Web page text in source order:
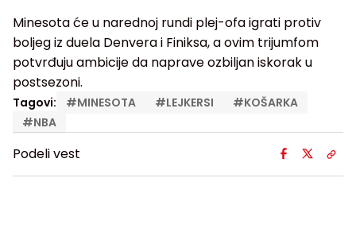
Minesota će u narednoj rundi plej-ofa igrati protiv
boljeg iz duela Denvera i Finiksa, a ovim trijumfom
potvrđuju ambicije da naprave ozbiljan iskorak u
postsezoni.
Tagovi: #MINESOTA #LEJKERSI #KOŠARKA
#NBA
Podeli vest